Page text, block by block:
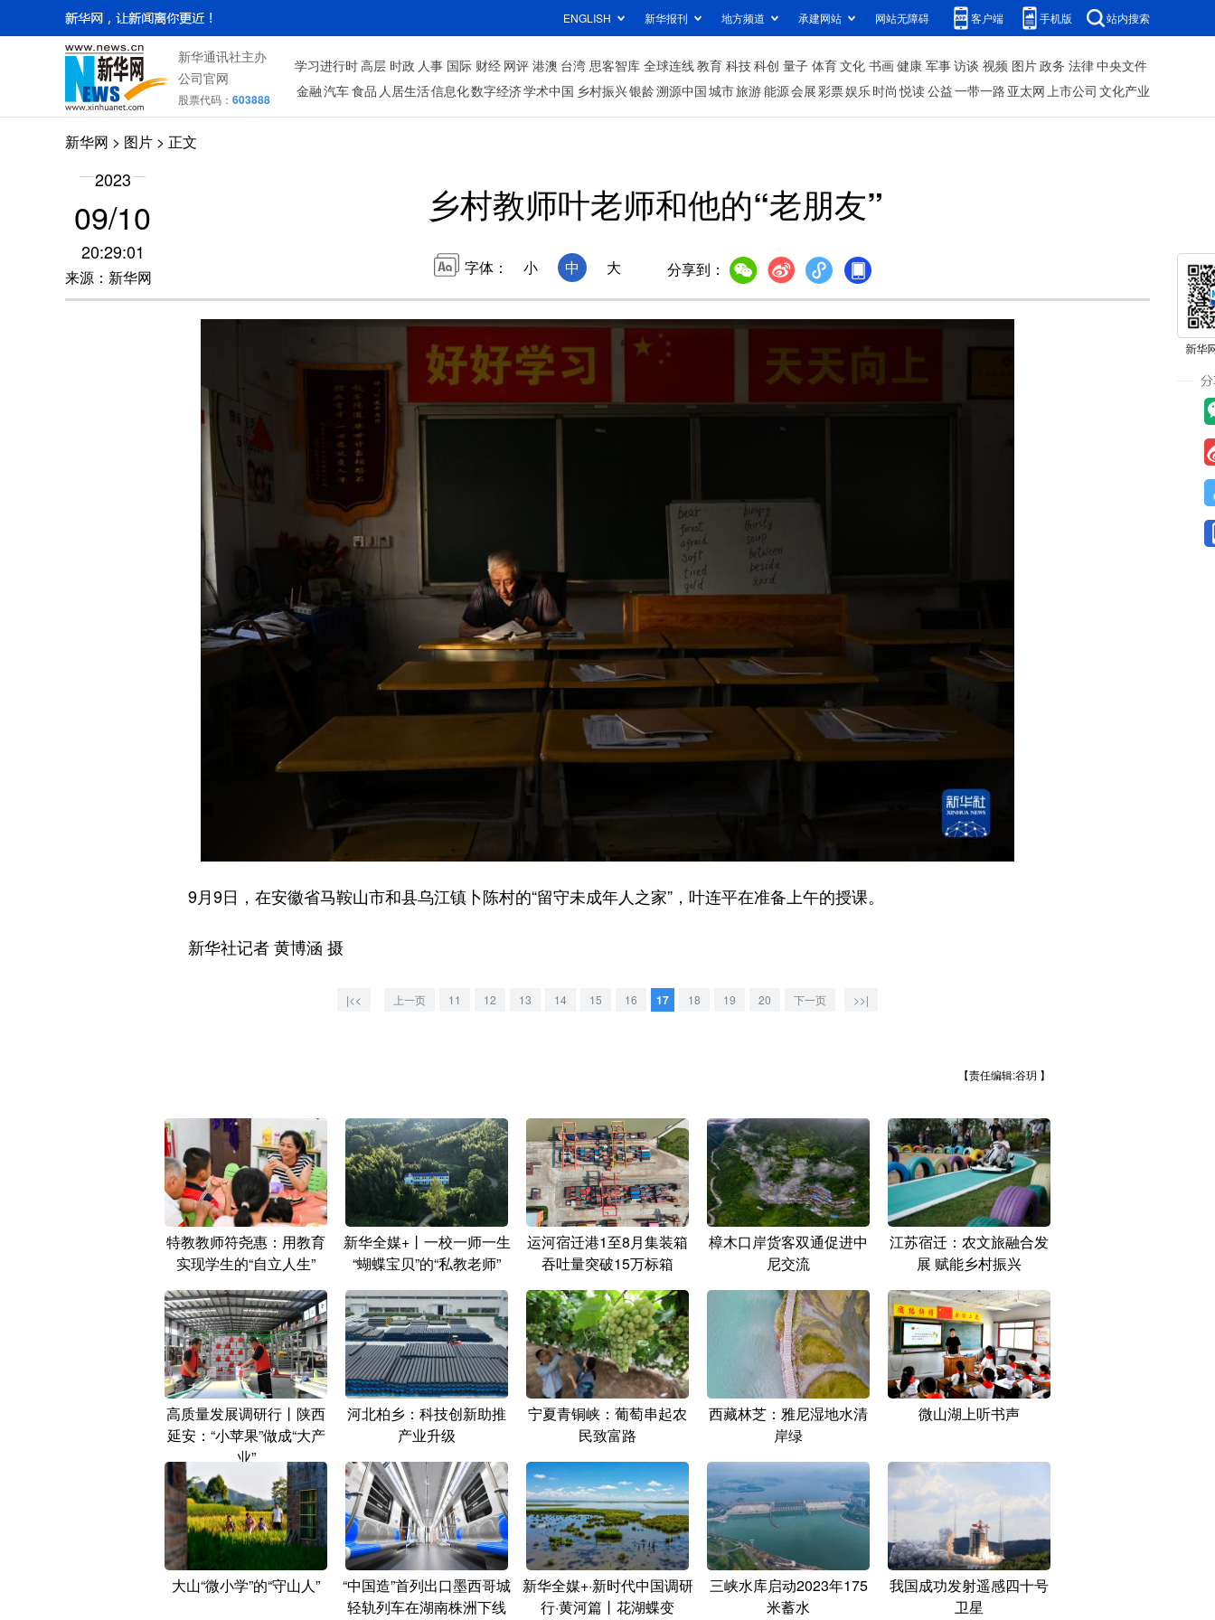
ENGLISH 新华报刊 地方频道 承建网站 网站无障碍 客户端 手机版 站内搜索
新华通讯社主办
公司官网
股票代码： 603888
学习进行时高层 时政 人事 国际 财经 网评 港澳 台湾 思客智库 全球连线教育 科技科创 量子 体育文化 书画健康 军事访谈 视频 图片政务 法律中央文件
金融汽车食品 人居生活信息化数字经济学术中国 乡村振兴银龄溯源中国城市旅游能源会展彩票娱乐时尚 悦读公益一带一路 亚太网上市公司 文化产业
新华网 > 图片 > 正文
2023
09/10
20:29:01
来源：新华网
乡村教师叶老师和他的“老朋友”
字体： 小 中 大 分享到：
9月9日，在安徽省马鞍山市和县乌江镇卜陈村的“留守未成年人之家”，叶连平在准备上午的授课。
新华社记者 黄博涵 摄
|<< 上一页 11 12 13 14 15 16 17 18 19 20 下一页 >>|
【责任编辑:谷玥 】
特教教师符尧惠：用教育
实现学生的“自立人生”
新华全媒+丨一校一师一生
“蝴蝶宝贝”的“私教老师”
运河宿迁港1至8月集装箱
吞吐量突破15万标箱
樟木口岸货客双通促进中
尼交流
江苏宿迁：农文旅融合发
展 赋能乡村振兴
高质量发展调研行丨陕西
延安：“小苹果”做成“大产
业”
河北柏乡：科技创新助推
产业升级
宁夏青铜峡：葡萄串起农
民致富路
西藏林芝：雅尼湿地水清
岸绿
微山湖上听书声
大山“微小学”的“守山人”
“中国造”首列出口墨西哥城
轻轨列车在湖南株洲下线
新华全媒+·新时代中国调研
行·黄河篇丨花湖蝶变
三峡水库启动2023年175
米蓄水
我国成功发射遥感四十号
卫星